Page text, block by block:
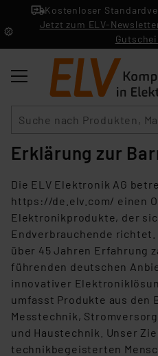
Kostenloser
Jetzt zum ELV-
Erklärung zur
Die ELV Elektronik AG
https://de.elv.com/ einen
Elektronikprodukte, der
Endverbrauchende
über 45 Jahren Erfahrung
führenden deutschen
innovativer
umfasst Produkte aus den
Messtechnik,
und Haustechnik. Unser
technikbegeisterten